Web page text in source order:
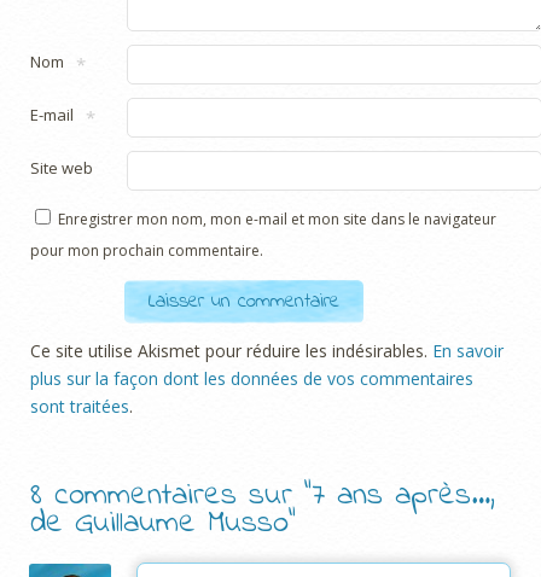
Nom *
E-mail *
Site web
Enregistrer mon nom, mon e-mail et mon site dans le navigateur
pour mon prochain commentaire.
Ce site utilise Akismet pour réduire les indésirables. En savoir
plus sur la façon dont les données de vos commentaires
sont traitées.
8 commentaires sur “7 ans après…,
de Guillaume Musso”